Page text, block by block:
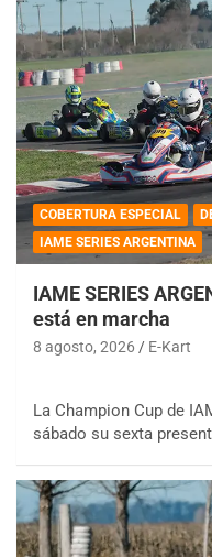
COBERTURA ESPECIAL
IAME SERIES ARGENTINA
IAME SERIES
está en marcha
8 agosto, 2026 E-Kart
La Champion Cup de
sábado su sexta